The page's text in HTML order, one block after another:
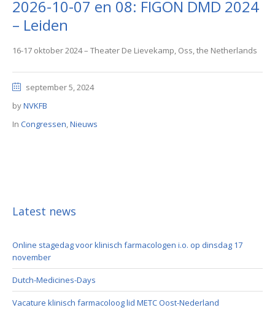
2026-10-07 en 08: FIGON DMD 2024
– Leiden
16-17 oktober 2024 – Theater De Lievekamp, Oss, the Netherlands
september 5, 2024
byNVKFB
In Congressen,Nieuws
Latest news
Online stagedag voor klinisch farmacologen i.o. op dinsdag 17
november
Dutch-Medicines-Days
Vacature klinisch farmacoloog lid METC Oost-Nederland